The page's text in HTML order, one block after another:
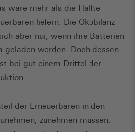
wäre mehr als die Hälfte
liefern. Die Ökobilanz
aber nur, wenn ihre Batterien
geladen werden. Doch dessen
bei gut einem Drittel der
der Erneuerbaren in den
zunehmen müssen.